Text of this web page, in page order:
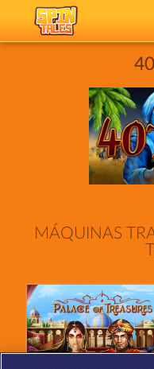
MÁQUINAS